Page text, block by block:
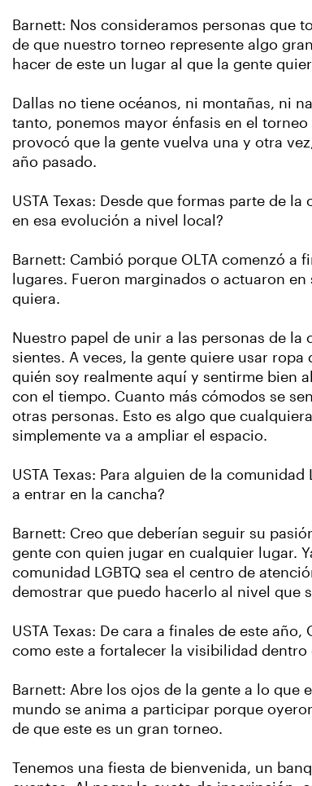
Barnett: Nos consideramos personas que
de que nuestro torneo represente algo
hacer de este un lugar al que la gente
Dallas no tiene océanos, ni montañas, ni
tanto, ponemos mayor énfasis en el
provocó que la gente vuelva una y otra
año pasado.
USTA Texas: Desde que formas parte de
en esa evolución a nivel local?
Barnett: Cambió porque OLTA comenzó a
lugares. Fueron marginados o actuaron
quiera.
Nuestro papel de unir a las personas de
sientes. A veces, la gente quiere usar
quién soy realmente aquí y sentirme bien
con el tiempo. Cuanto más cómodos se
otras personas. Esto es algo que
simplemente va a ampliar el espacio.
USTA Texas: Para alguien de la
a entrar en la cancha?
Barnett: Creo que deberían seguir su
gente con quien jugar en cualquier lugar.
comunidad LGBTQ sea el centro de
demostrar que puedo hacerlo al nivel que
USTA Texas: De cara a finales de este
como este a fortalecer la visibilidad dentro
Barnett: Abre los ojos de la gente a lo que
mundo se anima a participar porque
de que este es un gran torneo.
Tenemos una fiesta de bienvenida, un